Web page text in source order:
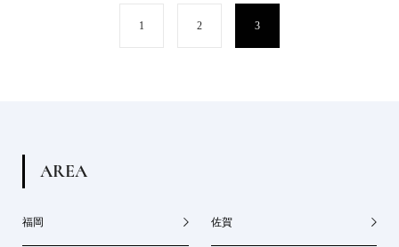
1 2 3
AREA
福岡 佐賀